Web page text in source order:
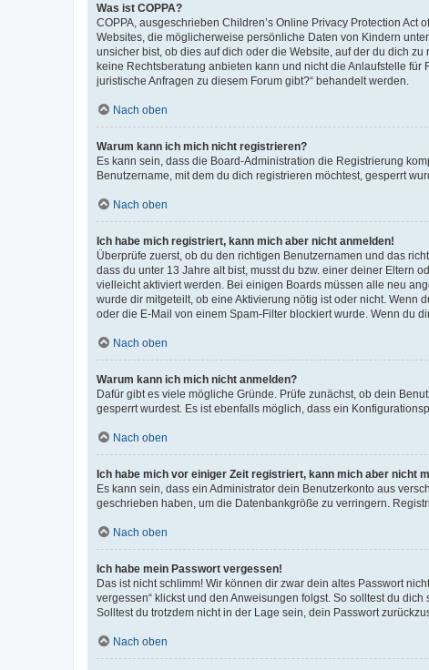
Was ist COPPA?
COPPA, ausgeschrieben Children’s Online Privacy Protection
Websites, die möglicherweise persönliche Daten von Kindern
unsicher bist, ob dies auf dich oder die Website, auf der du dich
keine Rechtsberatung anbieten kann und nicht die Anlaufstelle
juristische Anfragen zu diesem Forum gibt?“ behandelt werden.
Nach oben
Warum kann ich mich nicht registrieren?
Es kann sein, dass die Board-Administration die Registrierung
Benutzername, mit dem du dich registrieren möchtest, gesperrt
Nach oben
Ich habe mich registriert, kann mich aber nicht anmelden!
Überprüfe zuerst, ob du den richtigen Benutzernamen und das
dass du unter 13 Jahre alt bist, musst du bzw. einer deiner Eltern
vielleicht aktiviert werden. Bei einigen Boards müssen alle neu
wurde dir mitgeteilt, ob eine Aktivierung nötig ist oder nicht. Wenn
oder die E-Mail von einem Spam-Filter blockiert wurde. Wenn du
Nach oben
Warum kann ich mich nicht anmelden?
Dafür gibt es viele mögliche Gründe. Prüfe zunächst, ob dein
gesperrt wurdest. Es ist ebenfalls möglich, dass ein
Nach oben
Ich habe mich vor einiger Zeit registriert, kann mich aber nicht
Es kann sein, dass ein Administrator dein Benutzerkonto aus
geschrieben haben, um die Datenbankgröße zu verringern.
Nach oben
Ich habe mein Passwort vergessen!
Das ist nicht schlimm! Wir können dir zwar dein altes Passwort
vergessen“ klickst und den Anweisungen folgst. So solltest du
Solltest du trotzdem nicht in der Lage sein, dein Passwort
Nach oben